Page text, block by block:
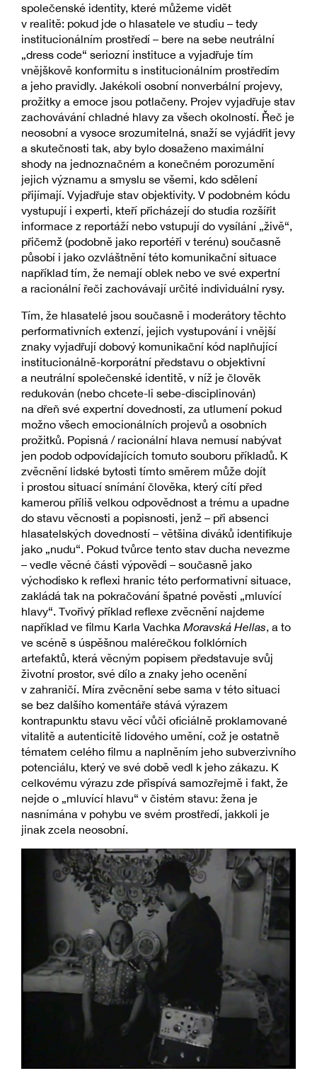
společenské identity, které můžeme vidět
v realitě: pokud jde o hlasatele ve studiu – tedy
institucionálním prostředí – bere na sebe neutrální
„dress code“ seriozní instituce a vyjadřuje tím
vnějškově konformitu s institucionálním prostředím
a jeho pravidly. Jakékoli osobní nonverbální projevy,
prožitky a emoce jsou potlačeny. Projev vyjadřuje stav
zachovávání chladné hlavy za všech okolností. Řeč je
neosobní a vysoce srozumitelná, snaží se vyjádřit jevy
a skutečnosti tak, aby bylo dosaženo maximální
shody na jednoznačném a konečném porozumění
jejich významu a smyslu se všemi, kdo sdělení
přijímají. Vyjadřuje stav objektivity. V podobném kódu
vystupují i experti, kteří přicházejí do studia rozšířit
informace z reportáží nebo vstupují do vysílání „živě“,
přičemž (podobně jako reportéři v terénu) současně
působí i jako ozvláštnění této komunikační situace
například tím, že nemají oblek nebo ve své expertní
a racionální řeči zachovávají určité individuální rysy.
Tím, že hlasatelé jsou současně i moderátory těchto
performativních extenzí, jejich vystupování i vnější
znaky vyjadřují dobový komunikační kód naplňující
institucionálně-korporátní představu o objektivní
a neutrální společenské identitě, v níž je člověk
redukován (nebo chcete-li sebe-disciplinován)
na dřeň své expertní dovednosti, za utlumení pokud
možno všech emocionálních projevů a osobních
prožitků. Popisná / racionální hlava nemusí nabývat
jen podob odpovídajících tomuto souboru příkladů. K
zvěcnění lidské bytosti tímto směrem může dojít
i prostou situací snímání člověka, který cítí před
kamerou příliš velkou odpovědnost a trému a upadne
do stavu věcnosti a popisnosti, jenž – při absenci
hlasatelských dovedností – většina diváků identifikuje
jako „nudu“. Pokud tvůrce tento stav ducha nevezme
– vedle věcné části výpovědi – současně jako
východisko k reflexi hranic této performativní situace,
zakládá tak na pokračování špatné pověsti „mluvící
hlavy“. Tvořivý příklad reflexe zvěcnění najdeme
například ve filmu Karla Vachka Moravská Hellas, a to
ve scéně s úspěšnou malérečkou folklórních
artefaktů, která věcným popisem představuje svůj
životní prostor, své dílo a znaky jeho ocenění
v zahraničí. Míra zvěcnění sebe sama v této situaci
se bez dalšího komentáře stává výrazem
kontrapunktu stavu věcí vůči oficiálně proklamované
vitalitě a autenticitě lidového umění, což je ostatně
tématem celého filmu a naplněním jeho subverzivního
potenciálu, který ve své době vedl k jeho zákazu. K
celkovému výrazu zde přispívá samozřejmě i fakt, že
nejde o „mluvící hlavu“ v čistém stavu: žena je
nasnímána v pohybu ve svém prostředí, jakkoli je
jinak zcela neosobní.